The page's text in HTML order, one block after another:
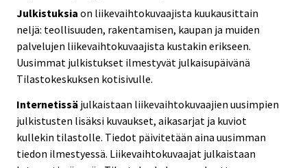
Julkistuksia on liikevaihtokuvaajista kuukausittain
neljä: teollisuuden, rakentamisen, kaupan ja muiden
palvelujen liikevaihtokuvaajista kustakin erikseen.
Uusimmat julkistukset ilmestyvät julkaisupäivänä
Tilastokeskuksen kotisivulle.
Internetissä julkaistaan liikevaihtokuvaajien uusimpien
julkistusten lisäksi kuvaukset, aikasarjat ja kuviot
kullekin tilastolle. Tiedot päivitetään aina uusimman
tiedon ilmestyessä. Liikevaihtokuvaajat julkaistaan